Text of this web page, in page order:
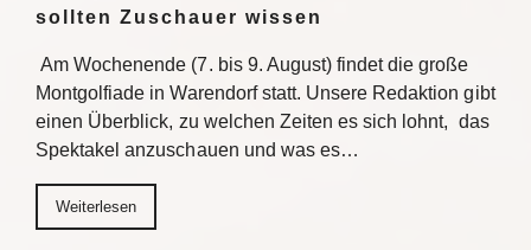
sollten Zuschauer wissen
Am Wochenende (7. bis 9. August) findet die große
Montgolfiade in Warendorf statt. Unsere Redaktion gibt
einen Überblick, zu welchen Zeiten es sich lohnt, das
Spektakel anzuschauen und was es…
Weiterlesen